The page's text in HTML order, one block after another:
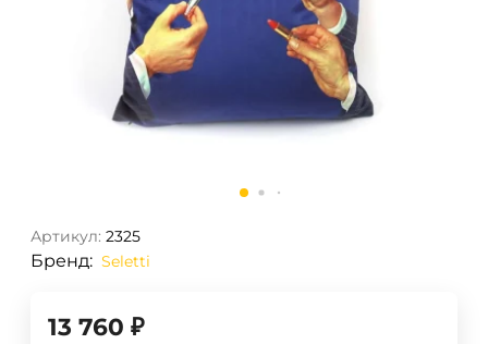
Артикул: 2325
Бренд: Seletti
13 760 ₽